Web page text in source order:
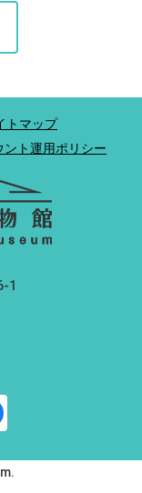
トマップ
ント運用ポリシー
1